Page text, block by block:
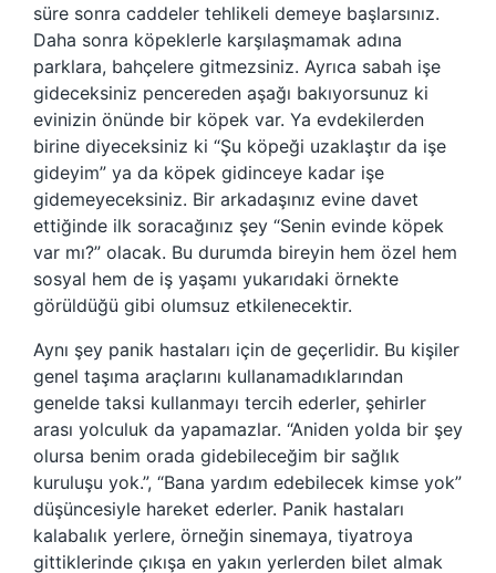
süre sonra caddeler tehlikeli demeye başlarsınız.
Daha sonra köpeklerle karşılaşmamak adına
parklara, bahçelere gitmezsiniz. Ayrıca sabah işe
gideceksiniz pencereden aşağı bakıyorsunuz ki
evinizin önünde bir köpek var. Ya evdekilerden
birine diyeceksiniz ki “Şu köpeği uzaklaştır da işe
gideyim” ya da köpek gidinceye kadar işe
gidemeyeceksiniz. Bir arkadaşınız evine davet
ettiğinde ilk soracağınız şey “Senin evinde köpek
var mı?” olacak. Bu durumda bireyin hem özel hem
sosyal hem de iş yaşamı yukarıdaki örnekte
görüldüğü gibi olumsuz etkilenecektir.
Aynı şey panik hastaları için de geçerlidir. Bu kişiler
genel taşıma araçlarını kullanamadıklarından
genelde taksi kullanmayı tercih ederler, şehirler
arası yolculuk da yapamazlar. “Aniden yolda bir şey
olursa benim orada gidebileceğim bir sağlık
kuruluşu yok.”, “Bana yardım edebilecek kimse yok”
düşüncesiyle hareket ederler. Panik hastaları
kalabalık yerlere, örneğin sinemaya, tiyatroya
gittiklerinde çıkışa en yakın yerlerden bilet almak